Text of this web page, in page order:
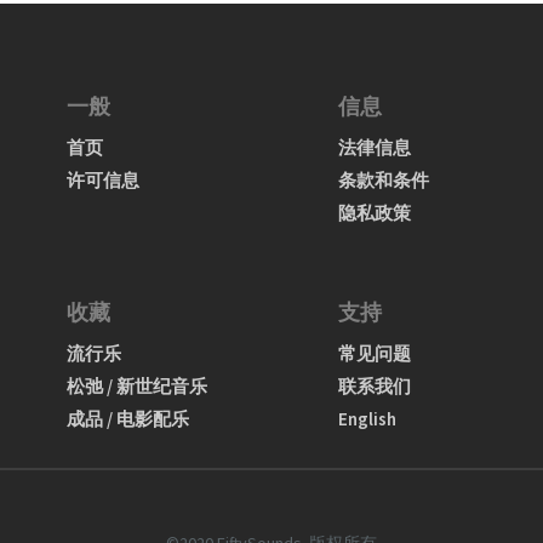
一般
首页
许可信息
信息
法律信息
条款和条件
隐私政策
收藏
流行乐
松弛 / 新世纪音乐
成品 / 电影配乐
支持
常见问题
联系我们
English